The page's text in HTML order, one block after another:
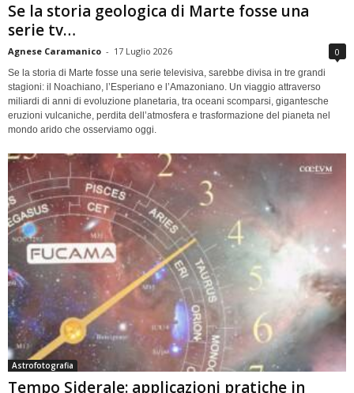
Se la storia geologica di Marte fosse una
serie tv…
Agnese Caramanico - 17 Luglio 2026 0
Se la storia di Marte fosse una serie televisiva, sarebbe divisa in tre grandi
stagioni: il Noachiano, l’Esperiano e l’Amazoniano. Un viaggio attraverso
miliardi di anni di evoluzione planetaria, tra oceani scomparsi, gigantesche
eruzioni vulcaniche, perdita dell’atmosfera e trasformazione del pianeta nel
mondo arido che osserviamo oggi.
Astrofotografia
Tempo Siderale: applicazioni pratiche in